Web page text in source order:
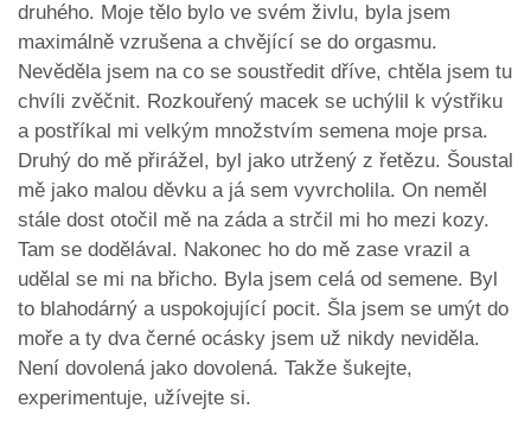
druhého. Moje tělo bylo ve svém živlu, byla jsem
maximálně vzrušena a chvějící se do orgasmu.
Nevěděla jsem na co se soustředit dříve, chtěla jsem tu
chvíli zvěčnit. Rozkouřený macek se uchýlil k výstřiku
a postříkal mi velkým množstvím semena moje prsa.
Druhý do mě přirážel, byl jako utržený z řetězu. Šoustal
mě jako malou děvku a já sem vyvrcholila. On neměl
stále dost otočil mě na záda a strčil mi ho mezi kozy.
Tam se dodělával. Nakonec ho do mě zase vrazil a
udělal se mi na břicho. Byla jsem celá od semene. Byl
to blahodárný a uspokojující pocit. Šla jsem se umýt do
moře a ty dva černé ocásky jsem už nikdy neviděla.
Není dovolená jako dovolená. Takže šukejte,
experimentuje, užívejte si.